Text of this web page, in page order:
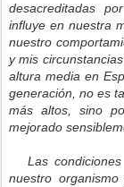
desacreditadas
influye en nuestra
nuestro
y mis
altura media en
generación, no es
más altos, sino
mejorado
Las
nuestro